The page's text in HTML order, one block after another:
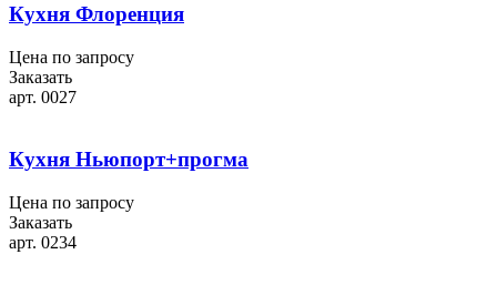
Кухня Флоренция
Цена по запросу
Заказать
арт. 0027
Кухня Ньюпорт+прогма
Цена по запросу
Заказать
арт. 0234